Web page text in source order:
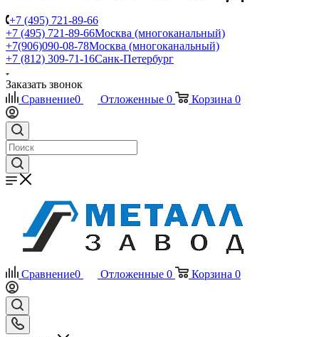
+7 (495) 721-89-66
+7 (495) 721-89-66Москва (многоканальный)
+7(906)090-08-78Москва (многоканальный)
+7 (812) 309-71-16Санк-Петербург
Заказать звонок
Сравнение0 Отложенные 0 Корзина 0
Сравнение0 Отложенные 0 Корзина 0